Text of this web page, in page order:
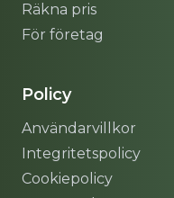
Räkna pris
För företag
Policy
Användarvillkor
Integritetspolicy
Cookiepolicy